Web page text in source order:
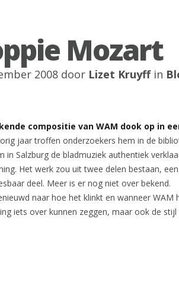
Mozart
2008 door Lizet Kruyffin
compositie van WAM dook op in
jaar troffen onderzoekers hem in de
in Salzburg de bladmuziek authentiek
Het werk zou uit twee delen bestaan,
deel. Meer is er nog niet over bekend.
naar hoe het klinkt en wanneer
iets over kunnen zeggen, maar ook de